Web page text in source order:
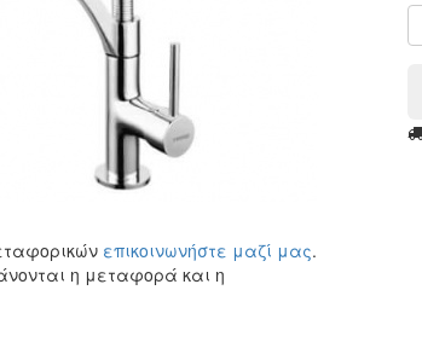
επικοινωνήστε μαζί μας.
η μεταφορά και η